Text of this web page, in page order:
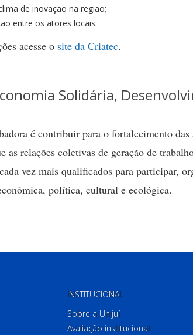
de inovação na região;
entre os atores locais.
acesse o site da Criatec.
Solidária,
é contribuir para o fortalecimento
as relações coletivas de geração de
vez mais qualificados para participar,
política, cultural e ecológica.
INSTITUCIONAL
Sobre a Unijuí
Avaliação institucional